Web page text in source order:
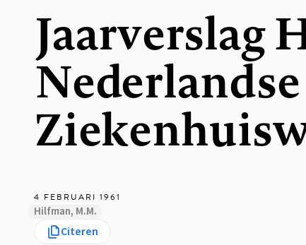
Jaarverslag
Nederlandse
4 FEBRUARI 1961
Hilfman, M.M.
Citeren